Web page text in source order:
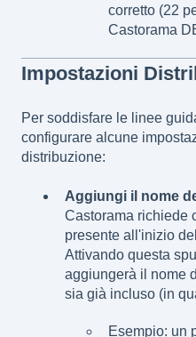
corretto (22
Castorama
Impostazioni
Per soddisfare le linee
configurare alcune
distribuzione:
Aggiungi il nome
Castorama richiede
presente all'inizio
Attivando questa
aggiungerà il nome
sia già incluso (in
Esempio: un